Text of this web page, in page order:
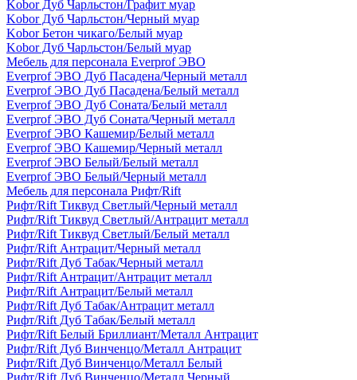
Kobor Дуб Чарльстон/Графит муар
Kobor Дуб Чарльстон/Черный муар
Kobor Бетон чикаго/Белый муар
Kobor Дуб Чарльстон/Белый муар
Мебель для персонала Everprof ЭВО
Everprof ЭВО Дуб Пасадена/Черный металл
Everprof ЭВО Дуб Пасадена/Белый металл
Everprof ЭВО Дуб Соната/Белый металл
Everprof ЭВО Дуб Соната/Черный металл
Everprof ЭВО Кашемир/Белый металл
Everprof ЭВО Кашемир/Черный металл
Everprof ЭВО Белый/Белый металл
Everprof ЭВО Белый/Черный металл
Мебель для персонала Рифт/Rift
Рифт/Rift Тиквуд Светлый/Черный металл
Рифт/Rift Тиквуд Светлый/Антрацит металл
Рифт/Rift Тиквуд Светлый/Белый металл
Рифт/Rift Антрацит/Черный металл
Рифт/Rift Дуб Табак/Черный металл
Рифт/Rift Антрацит/Антрацит металл
Рифт/Rift Антрацит/Белый металл
Рифт/Rift Дуб Табак/Антрацит металл
Рифт/Rift Дуб Табак/Белый металл
Рифт/Rift Белый Бриллиант/Металл Антрацит
Рифт/Rift Дуб Винченцо/Металл Антрацит
Рифт/Rift Дуб Винченцо/Металл Белый
Рифт/Rift Дуб Винченцо/Металл Черный